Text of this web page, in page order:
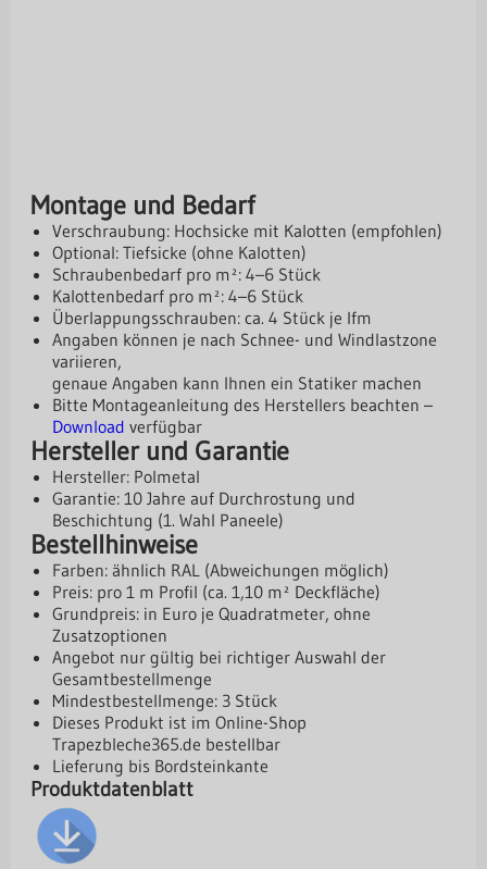
Montage und Bedarf
Verschraubung: Hochsicke mit Kalotten (empfohlen)
Optional: Tiefsicke (ohne Kalotten)
Schraubenbedarf pro m²: 4–6 Stück
Kalottenbedarf pro m²: 4–6 Stück
Überlappungsschrauben: ca. 4 Stück je lfm
Angaben können je nach Schnee- und Windlastzone
variieren,
genaue Angaben kann Ihnen ein Statiker machen
Bitte Montageanleitung des Herstellers beachten –
Download verfügbar
Hersteller und Garantie
Hersteller: Polmetal
Garantie: 10 Jahre auf Durchrostung und
Beschichtung (1. Wahl Paneele)
Bestellhinweise
Farben: ähnlich RAL (Abweichungen möglich)
Preis: pro 1 m Profil (ca. 1,10 m² Deckfläche)
Grundpreis: in Euro je Quadratmeter, ohne
Zusatzoptionen
Angebot nur gültig bei richtiger Auswahl der
Gesamtbestellmenge
Mindestbestellmenge: 3 Stück
Dieses Produkt ist im Online-Shop
Trapezbleche365.de bestellbar
Lieferung bis Bordsteinkante
Produktdatenblatt